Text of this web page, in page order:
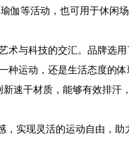
等活动，也可用于休闲
与科技的交汇。品牌选
运动，还是生活态度的体
速干材质，能够有效排汗
实现灵活的运动自由，